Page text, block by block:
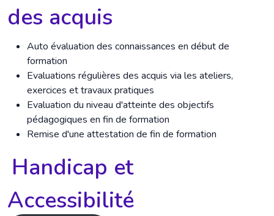
des acquis
Auto évaluation des connaissances en début de
formation
Evaluations régulières des acquis via les ateliers,
exercices et travaux pratiques
Evaluation du niveau d'atteinte des objectifs
pédagogiques en fin de formation
Remise d'une attestation de fin de formation
Handicap et
Accessibilité